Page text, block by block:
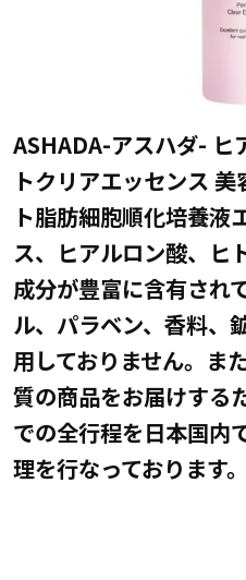
ASHADA-アスハダ- ヒ
トクリアエッセンス
ト脂肪細胞順化培養液
ス、ヒアルロン酸、ヒ
成分が豊富に含有され
ル、パラベン、香料、
用しておりません。ま
質の商品をお届けする
での全行程を日本国内
理を行なっております。